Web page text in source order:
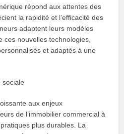
répond aux attentes des
la rapidité et l’efficacité des
adaptent leurs modèles
ces nouvelles technologies,
et adaptés à une
sociale
aux enjeux
de l’immobilier commercial à
plus durables. La